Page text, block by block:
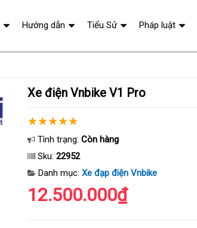
Xe điện Vnbike V1 Pro
Tình trạng: Còn hàng
Sku: 22952
Danh mục: Xe đạp điện Vnbike
12.500.000₫
Hướng dẫn Tiểu Sử Pháp luật